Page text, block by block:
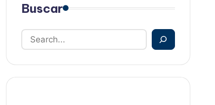
Buscar